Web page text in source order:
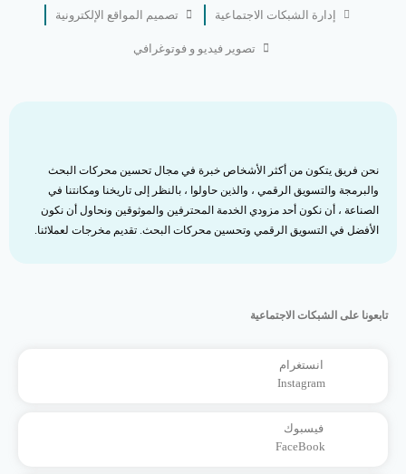
إدارة الشبكات الاجتماعية تصميم المواقع الإلكترونية
تصوير فيديو و فوتوغرافي
نحن فريق يتكون من أكثر الأشخاص خبرة في مجال تحسين محركات البحث
والبرمجة والتسويق الرقمي ، والذين حاولوا ، بالنظر إلى تاريخنا ومكانتنا في
الصناعة ، أن نكون أحد مزودي الخدمة المحترفين والموثوقين ونحاول أن نكون
الأفضل في التسويق الرقمي وتحسين محركات البحث. تقديم مخرجات لعملائنا.
تابعونا على الشبكات الاجتماعية
انستغرام
Instagram
فيسبوك
FaceBook